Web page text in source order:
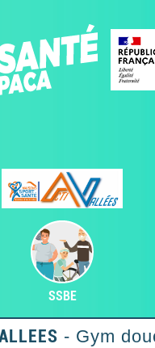
SSBE
- Gym